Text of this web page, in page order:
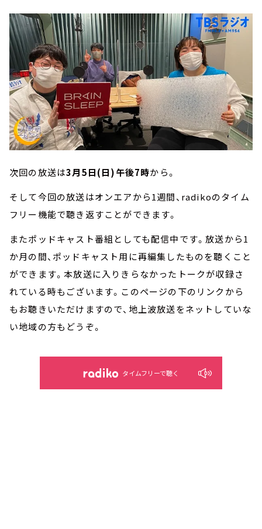
次回の放送は3月5日(日)午後7時から。
そして今回の放送はオンエアから1週間、radikoのタイム
フリー機能で聴き返すことができます。
またポッドキャスト番組としても配信中です。放送から1
か月の間、ポッドキャスト用に再編集したものを聴くこと
ができます。本放送に入りきらなかったトークが収録さ
れている時もございます。このページの下のリンクから
もお聴きいただけますので、地上波放送をネットしていな
い地域の方もどうぞ。
タイムフリーで聴く